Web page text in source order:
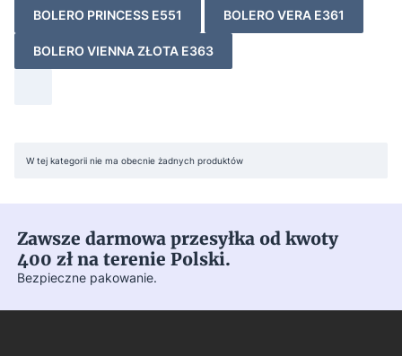
BOLERO PRINCESS E551 BOLERO VERA E361
BOLERO VIENNA ZŁOTA E363
Lista produktów
W tej kategorii nie ma obecnie żadnych produktów
Zawsze darmowa przesyłka od kwoty
400 zł na terenie Polski.
Bezpieczne pakowanie.